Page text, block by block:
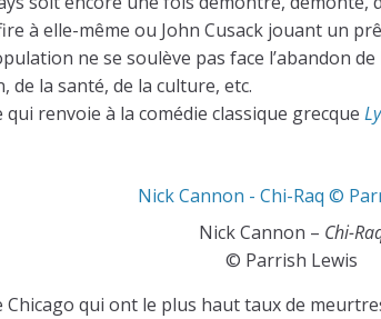
à elle-même ou John Cusack jouant un
ne se soulève pas face l’abandon
de la santé, de la culture, etc.
renvoie à la comédie classique grecque
Nick Cannon – Chi-
© Parrish Lewis
qui ont le plus haut taux de